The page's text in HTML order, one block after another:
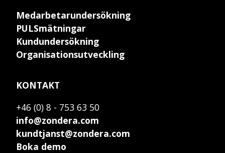
Medarbetarundersökning
PULSmätningar
Kundundersökning
Organisationsutveckling
KONTAKT
+46 (0) 8 - 753 63 50
info@zondera.com
kundtjanst@zondera.com
Boka demo